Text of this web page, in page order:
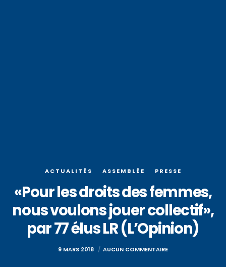
ACTUALITÉS ASSEMBLÉE PRESSE
«Pour les droits des femmes,
nous voulons jouer collectif»,
par 77 élus LR (L’Opinion)
9 MARS 2018 AUCUN COMMENTAIRE